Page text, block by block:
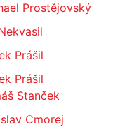
Prostějovský
Prášil
Prášil
Stanček
Cmorej